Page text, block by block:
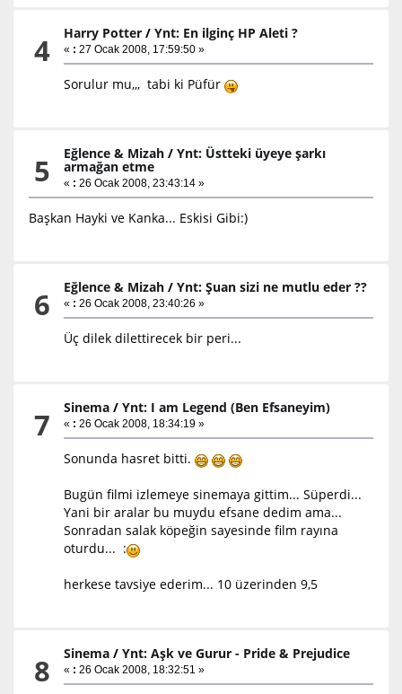
4 Harry Potter /Ynt: En ilginç HP Aleti ?
« : 27 Ocak 2008, 17:59:50 »
Sorulur mu,,, tabi ki Püfür
5 Eğlence & Mizah /Ynt: Üstteki üyeye şarkı
armağan etme
« : 26 Ocak 2008, 23:43:14 »
Başkan Hayki ve Kanka... Eskisi Gibi:)
6 Eğlence & Mizah /Ynt: Şuan sizi ne mutlu eder ??
« : 26 Ocak 2008, 23:40:26 »
Üç dilek dilettirecek bir peri...
7 Sinema /Ynt: I am Legend (Ben Efsaneyim)
« : 26 Ocak 2008, 18:34:19 »
Sonunda hasret bitti.
Bugün filmi izlemeye sinemaya gittim... Süperdi...
Yani bir aralar bu muydu efsane dedim ama...
Sonradan salak köpeğin sayesinde film rayına
oturdu... :
herkese tavsiye ederim... 10 üzerinden 9,5
8 Sinema /Ynt: Aşk ve Gurur - Pride & Prejudice
« : 26 Ocak 2008, 18:32:51 »